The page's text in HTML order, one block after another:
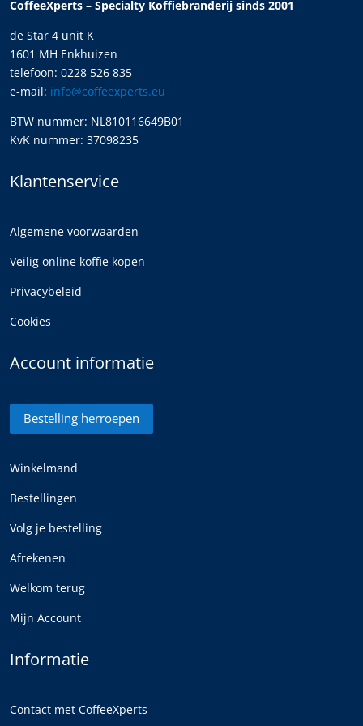
CoffeeXperts – Specialty Koffiebranderij sinds 2001
de Star 4 unit K
1601 MH Enkhuizen
telefoon: 0228 526 835
e-mail: info@coffeexperts.eu
BTW nummer: NL810116649B01
KvK nummer: 37098235
Klantenservice
Algemene voorwaarden
Veilig online koffie kopen
Privacybeleid
Cookies
Account informatie
Bestelling herroepen
Winkelmand
Bestellingen
Volg je bestelling
Afrekenen
Welkom terug
Mijn Account
Informatie
Contact met CoffeeXperts